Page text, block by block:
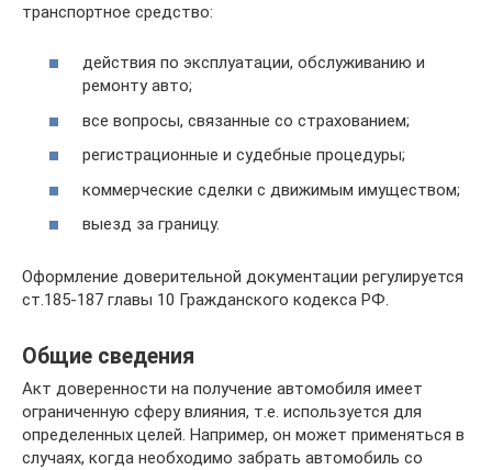
транспортное средство:
действия по эксплуатации, обслуживанию и
ремонту авто;
все вопросы, связанные со страхованием;
регистрационные и судебные процедуры;
коммерческие сделки с движимым имуществом;
выезд за границу.
Оформление доверительной документации регулируется
ст.185-187 главы 10 Гражданского кодекса РФ.
Общие сведения
Акт доверенности на получение автомобиля имеет
ограниченную сферу влияния, т.е. используется для
определенных целей. Например, он может применяться в
случаях, когда необходимо забрать автомобиль со